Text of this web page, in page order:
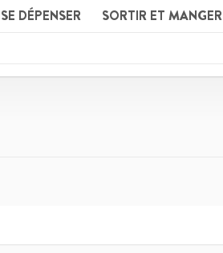
SE DÉPENSER SORTIR ET MANGER